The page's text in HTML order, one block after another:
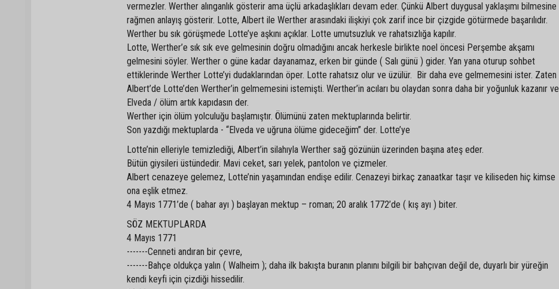
vermezler. Werther alınganlık gösterir ama üçlü arkadaşlıkları devam eder. Çünkü Albert duygusal yaklaşımı bilmesine
rağmen anlayış gösterir. Lotte, Albert ile Werther arasındaki ilişkiyi çok zarif ince bir çizgide götürmede başarılıdır.
Werther bu sık görüşmede Lotte’ye aşkını açıklar. Lotte umutsuzluk ve rahatsızlığa kapılır.
Lotte, Werther’e sık sık eve gelmesinin doğru olmadığını ancak herkesle birlikte noel öncesi Perşembe akşamı
gelmesini söyler. Werther o güne kadar dayanamaz, erken bir günde ( Salı günü ) gider. Yan yana oturup sohbet
ettiklerinde Werther Lotte’yi dudaklarından öper. Lotte rahatsız olur ve üzülür. Bir daha eve gelmemesini ister. Zaten
Albert’de Lotte’den Werther’in gelmemesini istemişti. Werther’in acıları bu olaydan sonra daha bir yoğunluk kazanır ve
Elveda / ölüm artık kapıdasın der.
Werther için ölüm yolculuğu başlamıştır. Ölümünü zaten mektuplarında belirtir.
Son yazdığı mektuplarda - “Elveda ve uğruna ölüme gideceğim” der. Lotte’ye
Lotte’nin elleriyle temizlediği, Albert’in silahıyla Werther sağ gözünün üzerinden başına ateş eder.
Bütün giysileri üstündedir. Mavi ceket, sarı yelek, pantolon ve çizmeler.
Albert cenazeye gelemez, Lotte’nin yaşamından endişe edilir. Cenazeyi birkaç zanaatkar taşır ve kiliseden hiç kimse
ona eşlik etmez.
4 Mayıs 1771’de ( bahar ayı ) başlayan mektup – roman; 20 aralık 1772’de ( kış ayı ) biter.
SÖZ MEKTUPLARDA
4 Mayıs 1771
-------Cenneti andıran bir çevre,
-------Bahçe oldukça yalın ( Walheim ); daha ilk bakışta buranın planını bilgili bir bahçıvan değil de, duyarlı bir yüreğin
kendi keyfi için çizdiği hissedilir.